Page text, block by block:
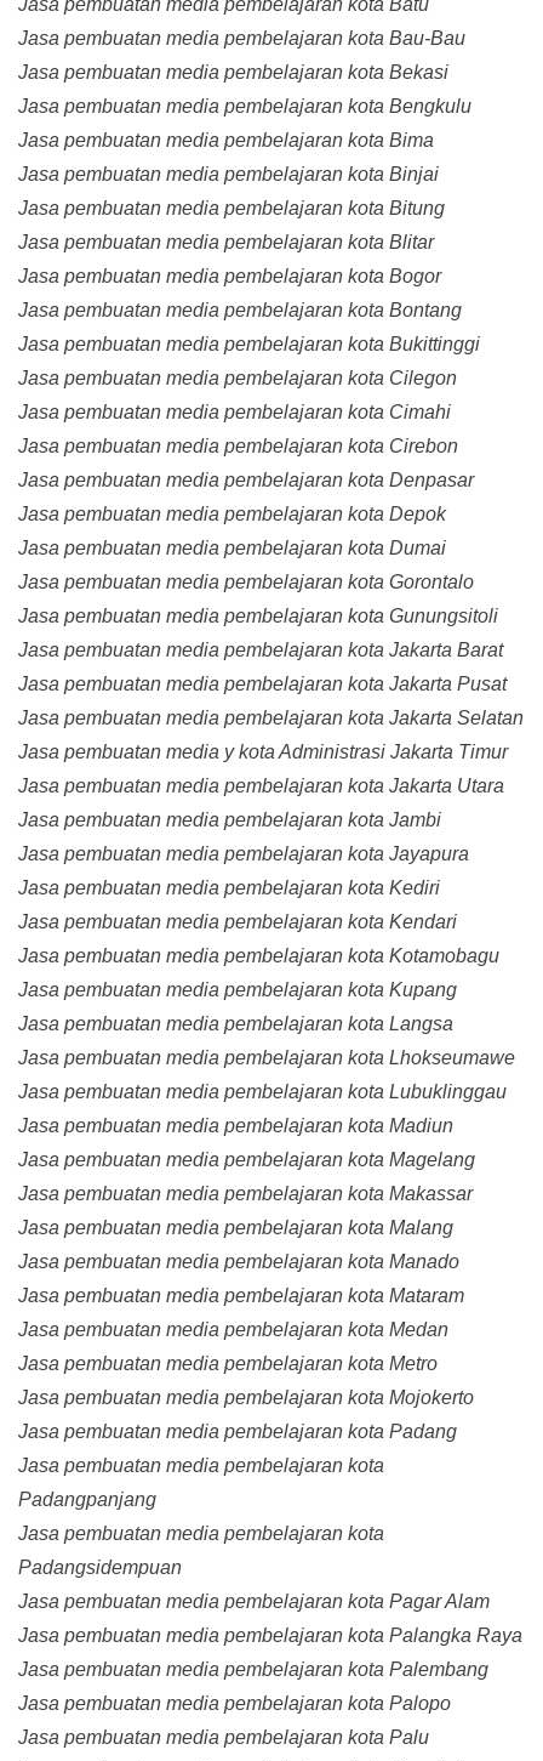
Jasa pembuatan media pembelajaran kota Batu
Jasa pembuatan media pembelajaran kota Bau-Bau
Jasa pembuatan media pembelajaran kota Bekasi
Jasa pembuatan media pembelajaran kota Bengkulu
Jasa pembuatan media pembelajaran kota Bima
Jasa pembuatan media pembelajaran kota Binjai
Jasa pembuatan media pembelajaran kota Bitung
Jasa pembuatan media pembelajaran kota Blitar
Jasa pembuatan media pembelajaran kota Bogor
Jasa pembuatan media pembelajaran kota Bontang
Jasa pembuatan media pembelajaran kota Bukittinggi
Jasa pembuatan media pembelajaran kota Cilegon
Jasa pembuatan media pembelajaran kota Cimahi
Jasa pembuatan media pembelajaran kota Cirebon
Jasa pembuatan media pembelajaran kota Denpasar
Jasa pembuatan media pembelajaran kota Depok
Jasa pembuatan media pembelajaran kota Dumai
Jasa pembuatan media pembelajaran kota Gorontalo
Jasa pembuatan media pembelajaran kota Gunungsitoli
Jasa pembuatan media pembelajaran kota Jakarta Barat
Jasa pembuatan media pembelajaran kota Jakarta Pusat
Jasa pembuatan media pembelajaran kota Jakarta Selatan
Jasa pembuatan media y kota Administrasi Jakarta Timur
Jasa pembuatan media pembelajaran kota Jakarta Utara
Jasa pembuatan media pembelajaran kota Jambi
Jasa pembuatan media pembelajaran kota Jayapura
Jasa pembuatan media pembelajaran kota Kediri
Jasa pembuatan media pembelajaran kota Kendari
Jasa pembuatan media pembelajaran kota Kotamobagu
Jasa pembuatan media pembelajaran kota Kupang
Jasa pembuatan media pembelajaran kota Langsa
Jasa pembuatan media pembelajaran kota Lhokseumawe
Jasa pembuatan media pembelajaran kota Lubuklinggau
Jasa pembuatan media pembelajaran kota Madiun
Jasa pembuatan media pembelajaran kota Magelang
Jasa pembuatan media pembelajaran kota Makassar
Jasa pembuatan media pembelajaran kota Malang
Jasa pembuatan media pembelajaran kota Manado
Jasa pembuatan media pembelajaran kota Mataram
Jasa pembuatan media pembelajaran kota Medan
Jasa pembuatan media pembelajaran kota Metro
Jasa pembuatan media pembelajaran kota Mojokerto
Jasa pembuatan media pembelajaran kota Padang
Jasa pembuatan media pembelajaran kota
Padangpanjang
Jasa pembuatan media pembelajaran kota
Padangsidempuan
Jasa pembuatan media pembelajaran kota Pagar Alam
Jasa pembuatan media pembelajaran kota Palangka Raya
Jasa pembuatan media pembelajaran kota Palembang
Jasa pembuatan media pembelajaran kota Palopo
Jasa pembuatan media pembelajaran kota Palu